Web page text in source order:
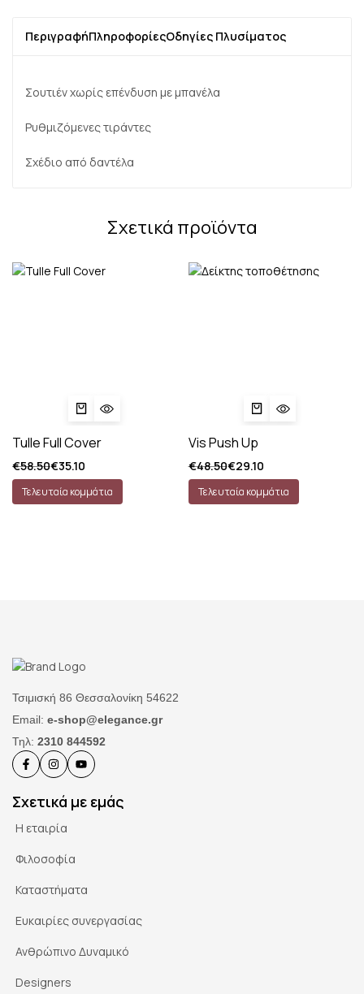
ΠεριγραφήΠληροφορίεςΟδηγίες Πλυσίματος
Σουτιέν χωρίς επένδυση με μπανέλα
Ρυθμιζόμενες τιράντες
Σχέδιο από δαντέλα
Σχετικά προϊόντα
Tulle Full Cover
€58.50€35.10
Τελευταία κομμάτια
Vis Push Up
€48.50€29.10
Τελευταία κομμάτια
Τσιμισκή 86 Θεσσαλονίκη 54622
Email: e-shop@elegance.gr
Τηλ: 2310 844592
Σχετικά με εμάς
Η εταιρία
Φιλοσοφία
Καταστήματα
Ευκαιρίες συνεργασίας
Ανθρώπινο Δυναμικό
Designers